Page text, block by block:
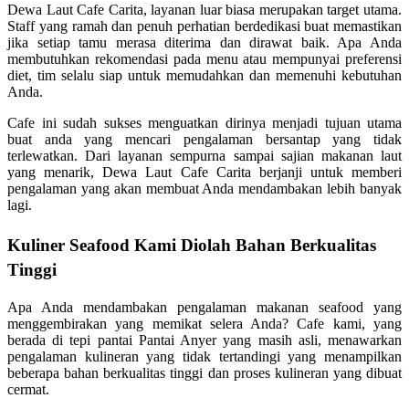
Dewa Laut Cafe Carita, layanan luar biasa merupakan target utama.
Staff yang ramah dan penuh perhatian berdedikasi buat memastikan
jika setiap tamu merasa diterima dan dirawat baik. Apa Anda
membutuhkan rekomendasi pada menu atau mempunyai preferensi
diet, tim selalu siap untuk memudahkan dan memenuhi kebutuhan
Anda.
Cafe ini sudah sukses menguatkan dirinya menjadi tujuan utama
buat anda yang mencari pengalaman bersantap yang tidak
terlewatkan. Dari layanan sempurna sampai sajian makanan laut
yang menarik, Dewa Laut Cafe Carita berjanji untuk memberi
pengalaman yang akan membuat Anda mendambakan lebih banyak
lagi.
Kuliner Seafood Kami Diolah Bahan Berkualitas
Tinggi
Apa Anda mendambakan pengalaman makanan seafood yang
menggembirakan yang memikat selera Anda? Cafe kami, yang
berada di tepi pantai Pantai Anyer yang masih asli, menawarkan
pengalaman kulineran yang tidak tertandingi yang menampilkan
beberapa bahan berkualitas tinggi dan proses kulineran yang dibuat
cermat.